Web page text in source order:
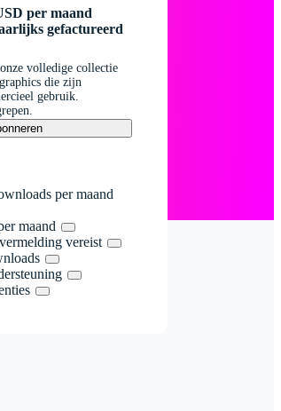
per maand
gefactureerd
volledige collectie
die zijn
gebruik.
per maand
maand
vereist